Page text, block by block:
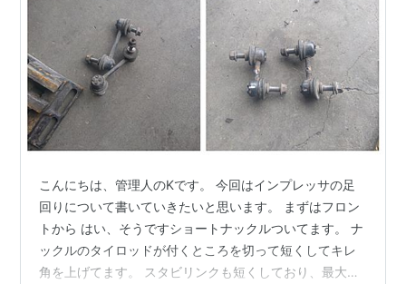
こんにちは、管理人のKです。 今回はインプレッサの足
回りについて書いていきたいと思います。 まずはフロン
トから はい、そうですショートナックルついてます。 ナ
ックルのタイロッドが付くところを切って短くしてキレ
角を上げてます。 スタビリンクも短くしており、最大切